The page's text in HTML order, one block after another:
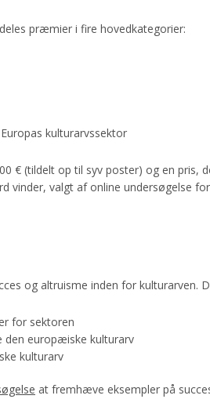
præmier i fire hovedkategorier:
kulturarvssektor
€ (tildelt op til syv poster) og en pris,
vinder, valgt af online undersøgelse
og altruisme inden for kulturarven.
for sektoren
den europæiske kulturarv
kulturarv
at fremhæve eksempler på